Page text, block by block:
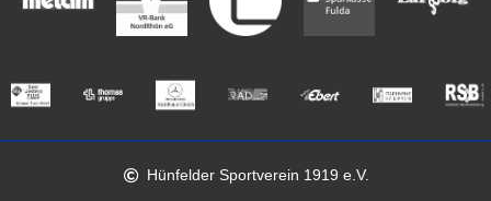
Hünfelder Sportverein 1919 e.V.